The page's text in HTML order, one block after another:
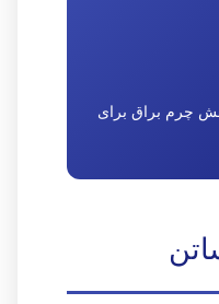
چرم براق برای